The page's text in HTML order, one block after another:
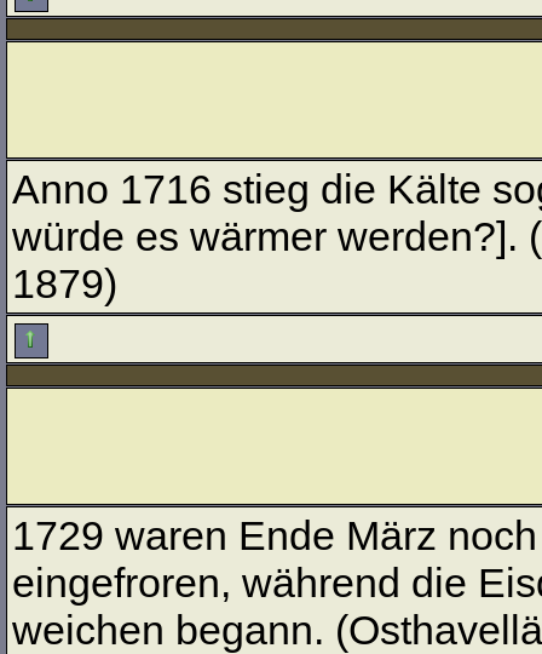
Anno 1716 stieg die Kälte
würde es wärmer werden?].
1879)
1729 waren Ende März
eingefroren, während die
weichen begann.